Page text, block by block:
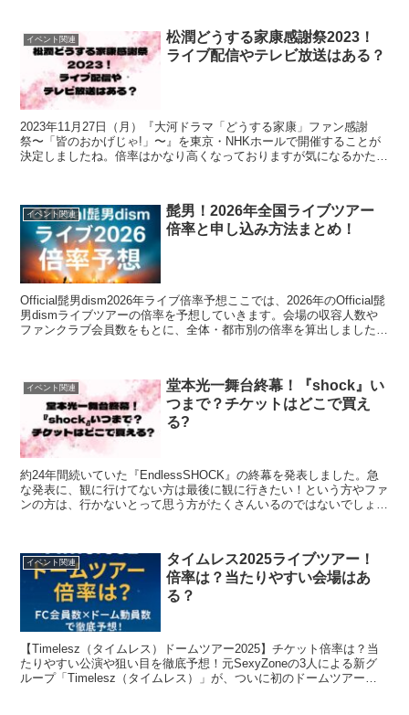
イベント関連
松潤どうする家康感謝祭2023！
ライブ配信やテレビ放送はある？
2023年11月27日（月）『大河ドラマ「どうする家康」ファン感謝
祭〜「皆のおかげじゃ!」〜』を東京・NHKホールで開催することが
決定しましたね。倍率はかなり高くなっておりますが気になるかた
イベント関連
髭男！2026年全国ライブツアー
倍率と申し込み方法まとめ！
Official髭男dism2026年ライブ倍率予想ここでは、2026年のOfficial髭
男dismライブツアーの倍率を予想していきます。会場の収容人数や
ファンクラブ会員数をもとに、全体・都市別の倍率を算出しました。
イベント関連
堂本光一舞台終幕！『shock』い
つまで？チケットはどこで買え
る?
約24年間続いていた『EndlessSHOCK』の終幕を発表しました。急
な発表に、観に行けてない方は最後に観に行きたい！という方やファ
ンの方は、行かないとって思う方がたくさんいるのではないでしょう
イベント関連
タイムレス2025ライブツアー！
倍率は？当たりやすい会場はあ
る？
【Timelesz（タイムレス）ドームツアー2025】チケット倍率は？当
たりやすい公演や狙い目を徹底予想！元SexyZoneの3人による新グ
ループ「Timelesz（タイムレス）」が、ついに初のドームツアーを